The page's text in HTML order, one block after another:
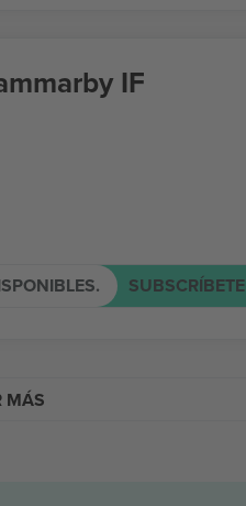
IF
SUBSCRÍBETE
MÁS